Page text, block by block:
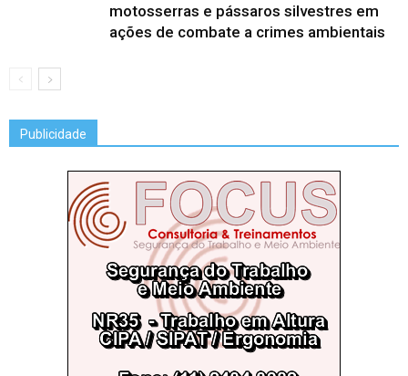
motosserras e pássaros silvestres em
ações de combate a crimes ambientais
Publicidade